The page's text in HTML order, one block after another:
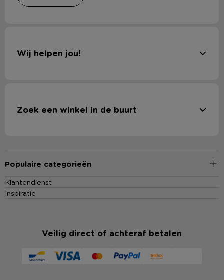
Wij helpen jou!
Zoek een winkel in de buurt
Populaire categorieën
Klantendienst
Inspiratie
Veilig direct of achteraf betalen